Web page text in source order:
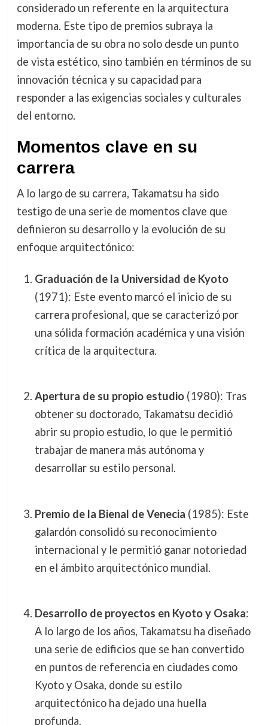
considerado un referente en la arquitectura
moderna. Este tipo de premios subraya la
importancia de su obra no solo desde un punto
de vista estético, sino también en términos de su
innovación técnica y su capacidad para
responder a las exigencias sociales y culturales
del entorno.
Momentos clave en su
carrera
A lo largo de su carrera, Takamatsu ha sido
testigo de una serie de momentos clave que
definieron su desarrollo y la evolución de su
enfoque arquitectónico:
Graduación de la Universidad de Kyoto
(1971): Este evento marcó el inicio de su
carrera profesional, que se caracterizó por
una sólida formación académica y una visión
crítica de la arquitectura.
Apertura de su propio estudio(1980): Tras
obtener su doctorado, Takamatsu decidió
abrir su propio estudio, lo que le permitió
trabajar de manera más autónoma y
desarrollar su estilo personal.
Premio de la Bienal de Venecia (1985): Este
galardón consolidó su reconocimiento
internacional y le permitió ganar notoriedad
en el ámbito arquitectónico mundial.
Desarrollo de proyectos en Kyoto y Osaka:
A lo largo de los años, Takamatsu ha diseñado
una serie de edificios que se han convertido
en puntos de referencia en ciudades como
Kyoto y Osaka, donde su estilo
arquitectónico ha dejado una huella
profunda.